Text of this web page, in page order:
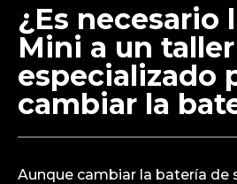
¿Es necesario
Mini a un taller
especializado
cambiar la
Aunque cambiar la batería de